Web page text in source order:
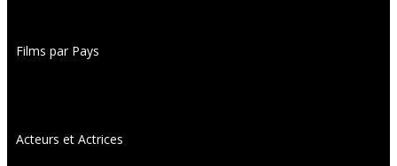
Films par Pays
Acteurs et Actrices